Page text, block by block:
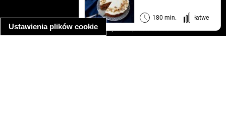
Ustawienia plików cookie
180 min. łatwe
regulamin
informacja o prywatności
informacja o wykorzystaniu plików cookie